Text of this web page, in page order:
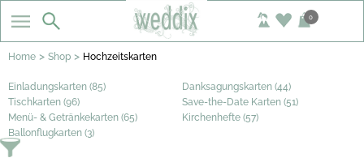
0
Home > Shop > Hochzeitskarten
Einladungskarten (85)
Danksagungskarten (44)
Tischkarten (96)
Save-the-Date Karten (51)
Menü- & Getränkekarten (65)
Kirchenhefte (57)
Ballonflugkarten (3)